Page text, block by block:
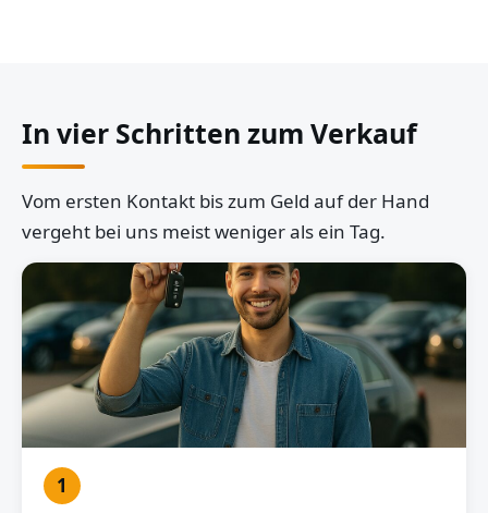
In vier Schritten zum Verkauf
Vom ersten Kontakt bis zum Geld auf der Hand
vergeht bei uns meist weniger als ein Tag.
1